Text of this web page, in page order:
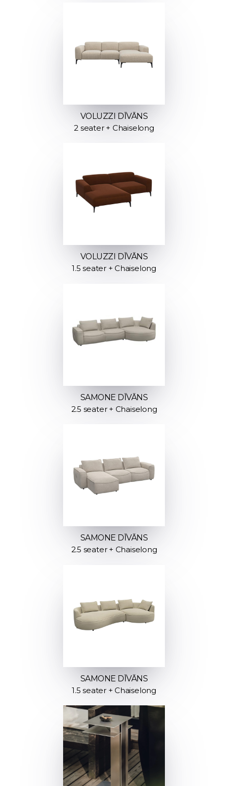
VOLUZZI DĪVĀNS
2 seater + Chaiselong
VOLUZZI DĪVĀNS
1.5 seater + Chaiselong
SAMONE DĪVĀNS
2.5 seater + Chaiselong
SAMONE DĪVĀNS
2.5 seater + Chaiselong
SAMONE DĪVĀNS
1.5 seater + Chaiselong